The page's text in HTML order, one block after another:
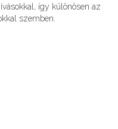
így különösen az
szemben.